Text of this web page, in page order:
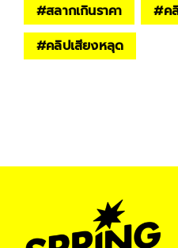
#สลากเกินราคา #ค
#คลิปเสียงหลุด